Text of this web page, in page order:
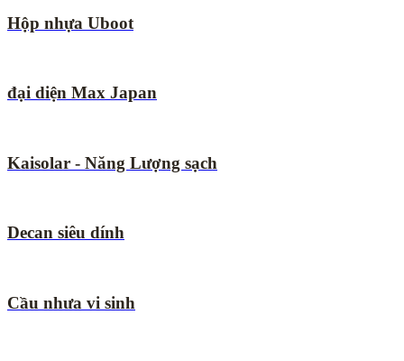
Hộp nhựa Uboot
đại diện Max Japan
Kaisolar - Năng Lượng sạch
Decan siêu dính
Cầu nhưa vi sinh